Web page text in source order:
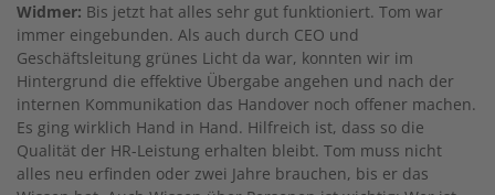
Widmer: Bis jetzt hat alles sehr gut funktioniert. Tom war
immer eingebunden. Als auch durch CEO und
Geschäftsleitung grünes Licht da war, konnten wir im
Hintergrund die effektive Übergabe angehen und nach der
internen Kommunikation das Handover noch offener machen.
Es ging wirklich Hand in Hand. Hilfreich ist, dass so die
Qualität der HR-Leistung erhalten bleibt. Tom muss nicht
alles neu erfinden oder zwei Jahre brauchen, bis er das